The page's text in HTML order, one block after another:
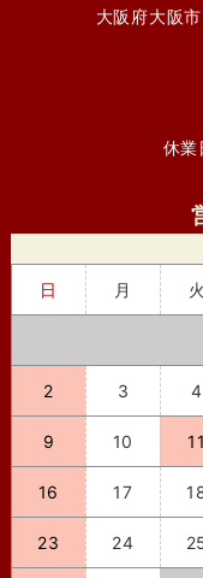
大阪府大阪
休業
日
月 火
2 3 4
9 10 11
16 17
23 24